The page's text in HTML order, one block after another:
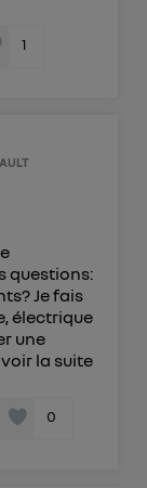
1
questions:
Je fais
électrique
une
voir la suite
0